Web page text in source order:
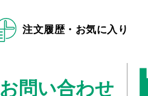
注文履歴・お気に入り
お問い合わせ